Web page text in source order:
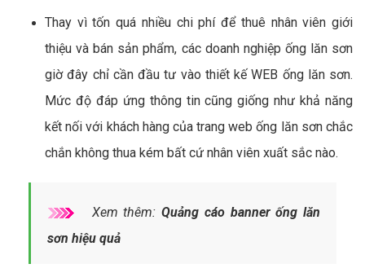
Thay vì tốn quá nhiều chi phí để thuê nhân viên giới
thiệu và bán sản phẩm, các doanh nghiệp ống lăn sơn
giờ đây chỉ cần đầu tư vào thiết kế WEB ống lăn sơn.
Mức độ đáp ứng thông tin cũng giống như khả năng
kết nối với khách hàng của trang web ống lăn sơn chắc
chắn không thua kém bất cứ nhân viên xuất sắc nào.
Xem thêm:Quảng cáo banner ống lăn
sơn hiệu quả